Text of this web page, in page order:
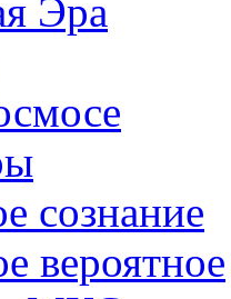
Эра
сознание
вероятное